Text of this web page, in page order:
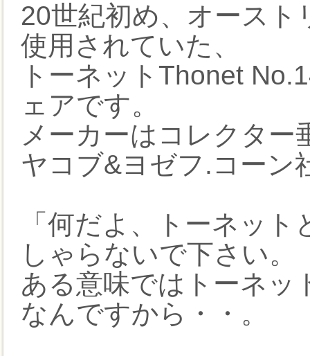
20世紀初め、オース
使用されていた、
トーネットThonet
ェアです。
メーカーはコレクター
ヤコブ&ヨゼフ.コーン
「何だよ、トーネッ
しゃらないで下さい。
ある意味ではトーネッ
なんですから・・。